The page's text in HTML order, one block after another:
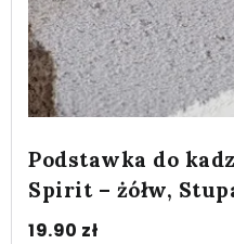
Podstawka do
Spirit – żółw,
19.90 zł